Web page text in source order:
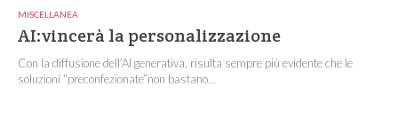
MISCELLANEA
AI:vincerà la personalizzazione
Con la diffusione dell’AI generativa, risulta sempre più evidente che le
soluzioni “preconfezionate”non bastano...